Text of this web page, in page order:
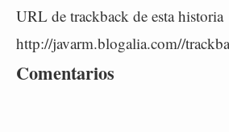
URL de trackback de esta historia
http://javarm.blogalia.com//
Comentarios